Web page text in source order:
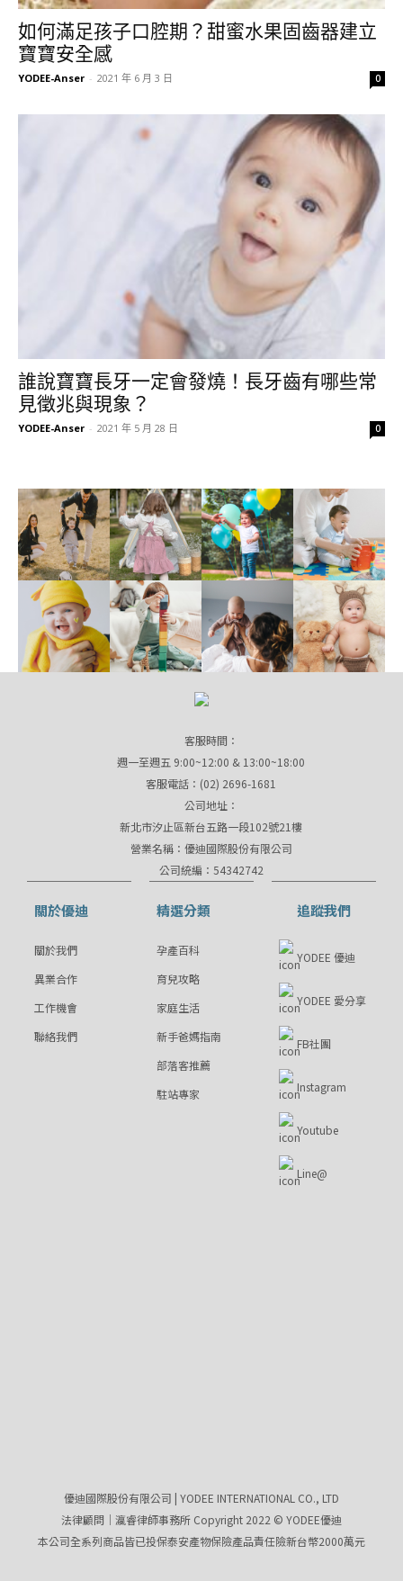
如何滿足孩子口腔期？甜蜜水果固齒器建立
寶寶安全感
YODEE-Anser - 2021 年 6 月 3 日 0
誰說寶寶長牙一定會發燒！長牙齒有哪些常
見徵兆與現象？
YODEE-Anser - 2021 年 5 月 28 日 0
客服時間：
週一至週五 9:00~12:00 & 13:00~18:00
客服電話：(02) 2696-1681
公司地址：
新北市汐止區新台五路一段102號21樓
營業名稱：優迪國際股份有限公司
公司統編：54342742
關於優迪
關於我們
異業合作
工作機會
聯絡我們
精選分類
孕產百科
育兒攻略
家庭生活
新手爸媽指南
部落客推薦
駐站專家
追蹤我們
YODEE 優迪
YODEE 愛分享
FB社團
Instagram
Youtube
Line@
優迪國際股份有限公司 | YODEE INTERNATIONAL CO., LTD
法律顧問｜瀛睿律師事務所 Copyright 2022 © YODEE優迪
本公司全系列商品皆已投保泰安產物保險產品責任險新台幣2000萬元